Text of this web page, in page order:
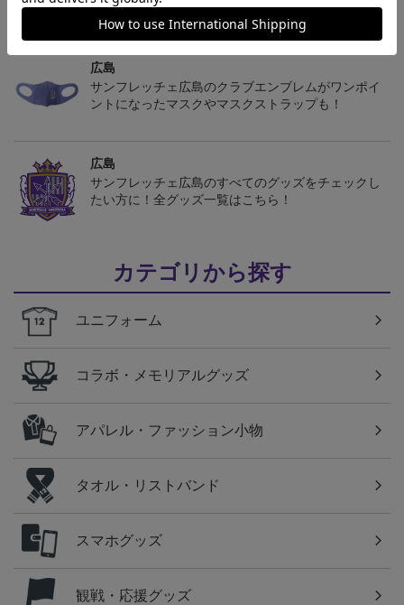
を応援しよう！
広島
サンフレッチェ広島のクラブエンブレムがワンポイ
ントになったマスクやマスクストラップも！
広島
サンフレッチェ広島のすべてのグッズをチェックし
たい方に！全グッズ一覧はこちら！
カテゴリから探す
ユニフォーム
コラボ・メモリアルグッズ
アパレル・ファッション小物
タオル・リストバンド
スマホグッズ
観戦・応援グッズ